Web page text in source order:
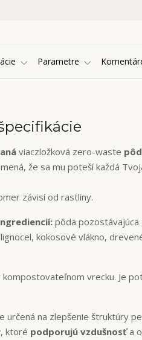
Parametre
viaczložková zero-waste
že sa mu poteší každá
závisí od rastliny.
pôda pozostávajúca
kokosové vlákno,
kompostovateľnom vrecku. Je
určená na zlepšenie štruktúry
, ktoré podporujú vzdušnosťa